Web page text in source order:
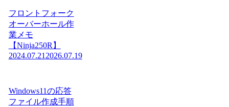
フロントフォーク
オーバーホール作
業メモ
【Ninja250R】
2024.07.21 2026.07.19
Windows11の応答
ファイル作成手順